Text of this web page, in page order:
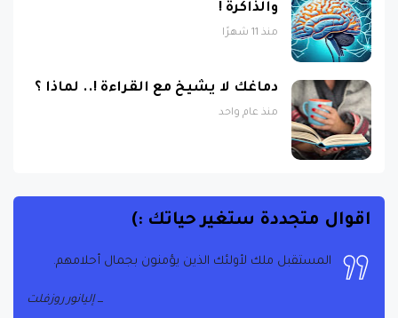
والذاكرة !
منذ 11 شهرًا
دماغك لا يشيخ مع القراءة !.. لماذا ؟
منذ عام واحد
اقوال متجددة ستغير حياتك :)
المستقبل ملك لأولئك الذين يؤمنون بجمال أحلامهم.
إليانور روزفلت